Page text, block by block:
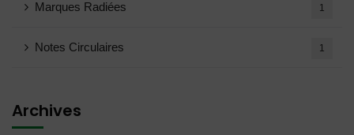
Marques Radiées 1
Notes Circulaires 1
Archives